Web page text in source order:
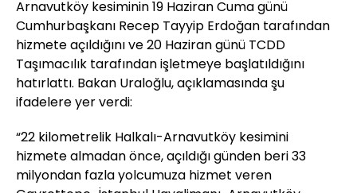
Arnavutköy kesiminin 19 Haziran Cuma günü
Cumhurbaşkanı Recep Tayyip Erdoğan tarafından
hizmete açıldığını ve 20 Haziran günü TCDD
Taşımacılık tarafından işletmeye başlatıldığını
hatırlattı. Bakan Uraloğlu, açıklamasında şu
ifadelere yer verdi:
“22 kilometrelik Halkalı-Arnavutköy kesimini
hizmete almadan önce, açıldığı günden beri 33
milyondan fazla yolcumuza hizmet veren